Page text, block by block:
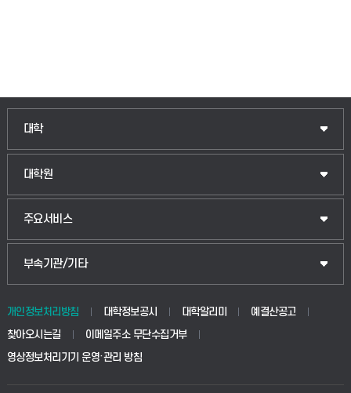
대학
인문융합공공인재학부
법경영학부
생명공학부
대학원
일반대학원
산업대학원
공공정책대학원
교육대학원
주요서비스
입학안내
웹메일
학사시스템(전문학사 및 전공심화)
부속기관/기타
중앙도서관
학생생활관(안성)
개인정보처리방침 대학정보공시 대학알리미
예결산공고
찾아오시는길
이메일주소 무단수집거부
영상정보처리기기 운영·관리 방침